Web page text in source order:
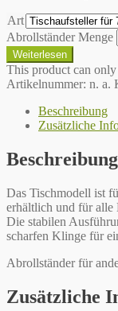
Art
Abrollständer Menge
Weiterlesen
This product can only
Artikelnummer: n. a.
Beschreibung
Zusätzliche
Beschreibung
Das Tischmodell ist
erhältlich und für alle
Die stabilen
scharfen Klinge für
Abrollständer für
Zusätzliche